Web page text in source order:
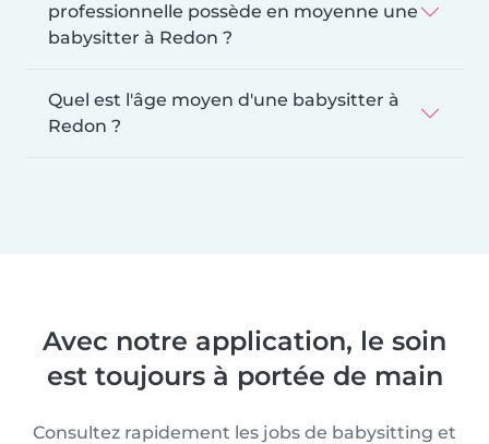
professionnelle possède en moyenne une
babysitter à Redon ?
Quel est l'âge moyen d'une babysitter à
Redon ?
Avec notre application, le soin
est toujours à portée de main
Consultez rapidement les jobs de babysitting et